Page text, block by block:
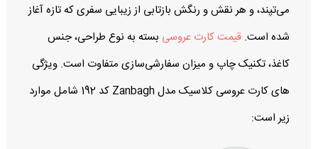
می‌تپند، و هر نقش و رنگش بازتابی از زیبایی سفری که تازه آغاز
شده است. قیمت کارت‌ عروسی بسته به نوع طراحی، جنس
کاغذ، تکنیک چاپ و میزان سفارشی‌سازی متفاوت است. ویژگی
های کارت عروسی کلاسیک مدل Zanbagh کد 192 شامل موارد
زیر است: